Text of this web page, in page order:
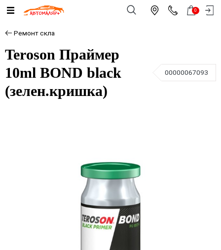
0
Ремонт скла
Terоson Праймер
10ml BOND black
(зелен.кришка)
00000067093